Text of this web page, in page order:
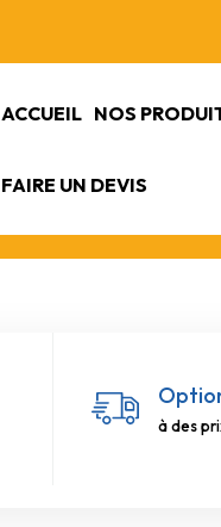
ACCUEIL NOS
FAIRE UN DEVIS
à des